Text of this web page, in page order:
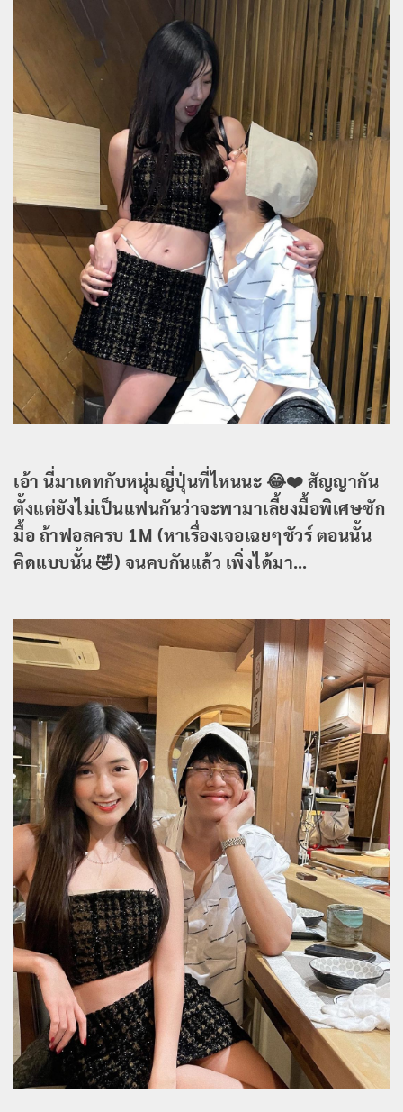
เอ้า นี่มาเดทกับหนุ่มญี่ปุ่นที่ไหนนะ 😂❤️ สัญญากัน
ตั้งแต่ยังไม่เป็นแฟนกันว่าจะพามาเลี้ยงมื้อพิเศษซัก
มื้อ ถ้าฟอลครบ 1M (หาเรื่องเจอเฉยๆชัวร์ ตอนนั้น
คิดแบบนั้น 🤣) จนคบกันแล้ว เพิ่งได้มา…